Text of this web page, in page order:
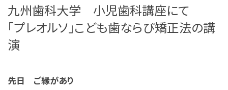
九州歯科大学 小児歯科講座にて
「プレオルソ」こども歯ならび矯正法の講
演
先日 ご縁があり